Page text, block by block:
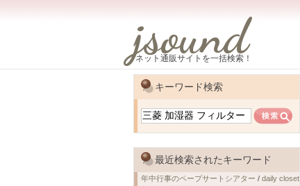
jsound
ネット通販サイトを一括検索！
キーワード検索
最近検索されたキーワード
年中行事のペープサートシアター / daily closet